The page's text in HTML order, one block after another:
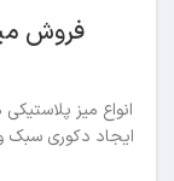
فروش میز
انواع میز
ایجاد دکوری سبک